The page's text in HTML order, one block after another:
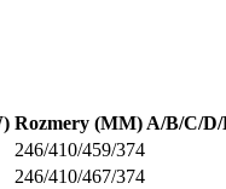
Rozmery (MM) A/B/C/D/
246/410/459/374
246/410/467/374